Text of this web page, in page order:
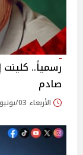
رسمياً..
صادم
الأربعاء 03/يونيو/2026 - 04:53 م